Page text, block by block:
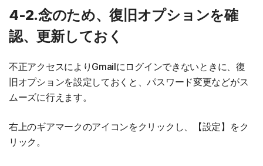
4-2.念のため、復旧オプションを確
認、更新しておく
不正アクセスによりGmailにログインできないときに、復
旧オプションを設定しておくと、パスワード変更などがス
ムーズに行えます。
右上のギアマークのアイコンをクリックし、【設定】をク
リック。